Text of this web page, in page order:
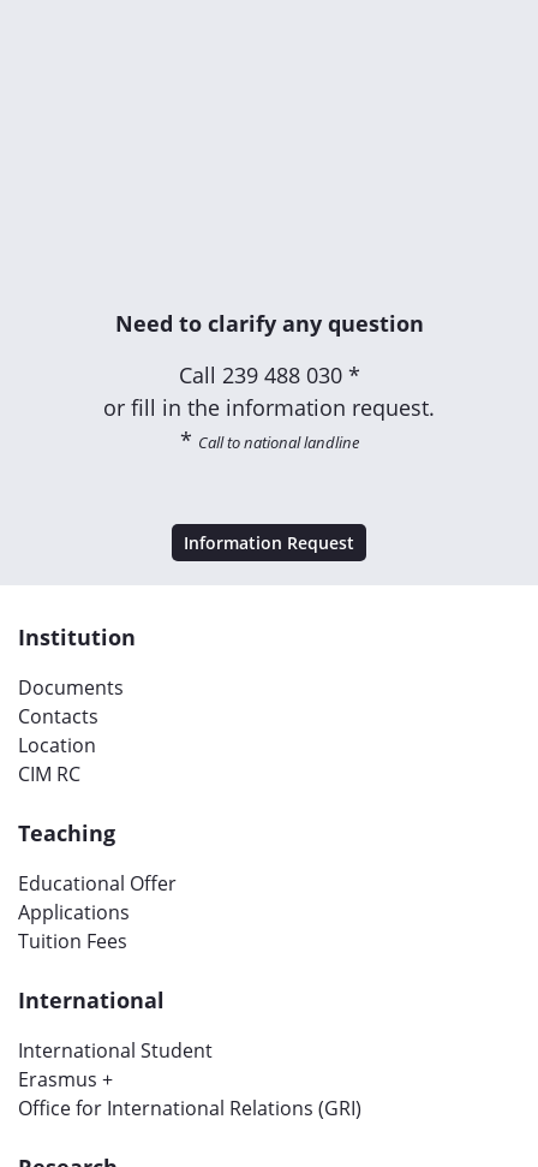
Need to clarify any question
Call 239 488 030 *
or fill in the information request.
* Call to national landline
Information Request
Institution
Documents
Contacts
Location
CIM RC
Teaching
Educational Offer
Applications
Tuition Fees
International
International Student
Erasmus +
Office for International Relations (GRI)